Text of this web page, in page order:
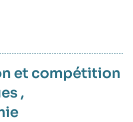
et compétition
,